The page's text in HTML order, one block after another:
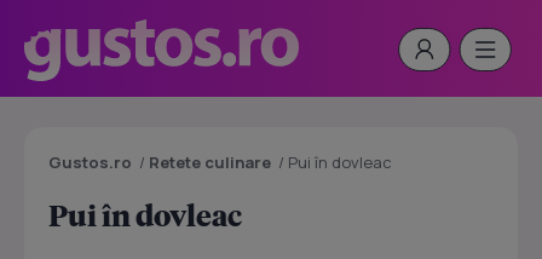
Gustos.ro / Retete culinare / Pui în dovleac
Pui în dovleac